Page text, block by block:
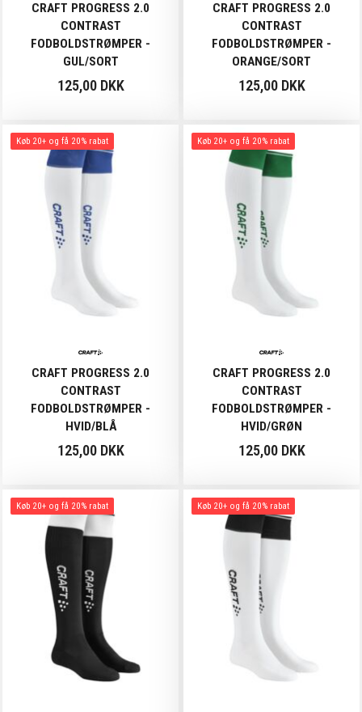
CRAFT PROGRESS 2.0
CONTRAST
FODBOLDSTRØMPER -
GUL/SORT
125,00 DKK
CRAFT PROGRESS 2.0
CONTRAST
FODBOLDSTRØMPER -
ORANGE/SORT
125,00 DKK
Køb 20+ og få 20% rabat
CRAFT PROGRESS 2.0
CONTRAST
FODBOLDSTRØMPER -
HVID/BLÅ
125,00 DKK
Køb 20+ og få 20% rabat
CRAFT PROGRESS 2.0
CONTRAST
FODBOLDSTRØMPER -
HVID/GRØN
125,00 DKK
Køb 20+ og få 20% rabat Køb 20+ og få 20% rabat